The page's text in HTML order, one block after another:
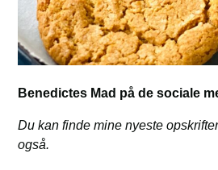
Benedictes Mad på de sociale
Du kan finde mine nyeste
også.